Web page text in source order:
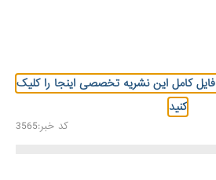
فایل کامل این نشریه تخصصی اینجا را کلیک
کنید
کد خبر:3565